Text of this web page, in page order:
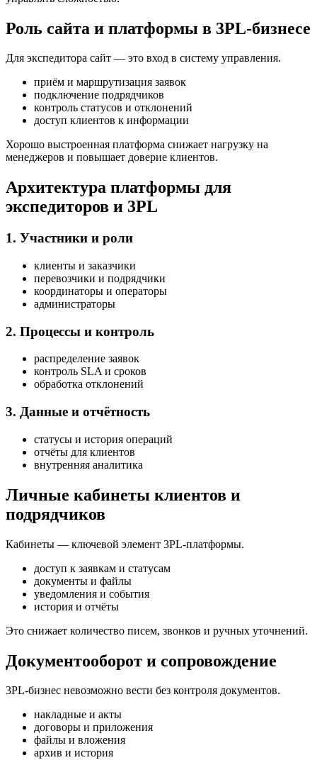
Роль сайта и платформы в 3PL-бизнесе
Для экспедитора сайт — это вход в систему управления.
приём и маршрутизация заявок
подключение подрядчиков
контроль статусов и отклонений
доступ клиентов к информации
Хорошо выстроенная платформа снижает нагрузку на
менеджеров и повышает доверие клиентов.
Архитектура платформы для
экспедиторов и 3PL
1. Участники и роли
клиенты и заказчики
перевозчики и подрядчики
координаторы и операторы
администраторы
2. Процессы и контроль
распределение заявок
контроль SLA и сроков
обработка отклонений
3. Данные и отчётность
статусы и история операций
отчёты для клиентов
внутренняя аналитика
Личные кабинеты клиентов и
подрядчиков
Кабинеты — ключевой элемент 3PL-платформы.
доступ к заявкам и статусам
документы и файлы
уведомления и события
история и отчёты
Это снижает количество писем, звонков и ручных уточнений.
Документооборот и сопровождение
3PL-бизнес невозможно вести без контроля документов.
накладные и акты
договоры и приложения
файлы и вложения
архив и история